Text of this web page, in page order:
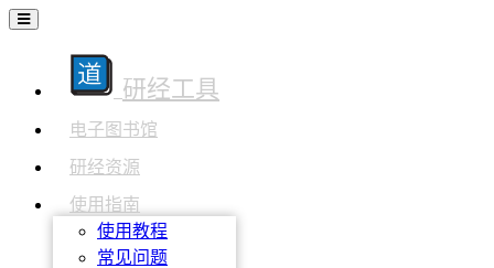
研经工具
电子图书馆
研经资源
使用指南
使用教程
常见问题